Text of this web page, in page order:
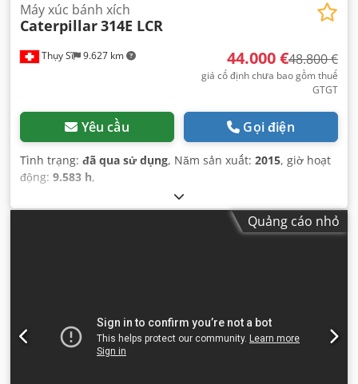
Thụy Sĩ 9.627 km
Máy xúc bánh xích
Caterpillar314E LCR
44.000 €48.800 €
giá cố định chưa bao gồm thuế
GTGT
Yêu cầu Gọi điện
Tình trạng: đã qua sử dụng, Năm sản xuất: 2015, giờ hoạt
động: 9.583 h,
Quảng cáo nhỏ